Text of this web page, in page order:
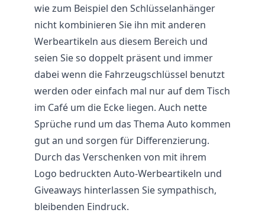
wie zum Beispiel den Schlüsselanhänger
nicht kombinieren Sie ihn mit anderen
Werbeartikeln aus diesem Bereich und
seien Sie so doppelt präsent und immer
dabei wenn die Fahrzeugschlüssel benutzt
werden oder einfach mal nur auf dem Tisch
im Café um die Ecke liegen. Auch nette
Sprüche rund um das Thema Auto kommen
gut an und sorgen für Differenzierung.
Durch das Verschenken von mit ihrem
Logo bedruckten Auto-Werbeartikeln und
Giveaways hinterlassen Sie sympathisch,
bleibenden Eindruck.